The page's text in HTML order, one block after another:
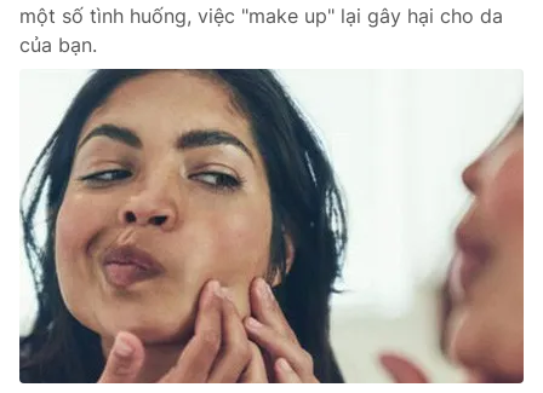
một số tình huống, việc "make up" lại gây hại cho da
của bạn.